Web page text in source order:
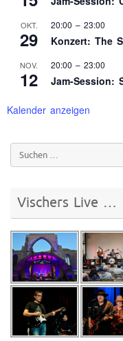
OKT.
29
20:00 – 23:00
Konzert: The
NOV.
12
20:00 – 23:00
Jam-Session:
Kalender anzeigen
Vischers Live …